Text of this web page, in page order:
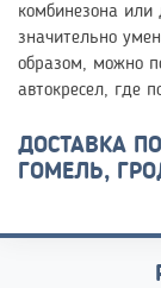
комбинезона
значительно
образом, можно
автокресел, где
ДОСТАВКА
ГОМЕЛЬ,